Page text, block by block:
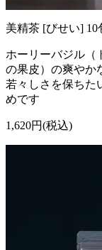
美精茶 [びせい] 10
ホーリーバジル（
の果皮）の爽やか
若々しさを保ちた
めです
1,620円(税込)